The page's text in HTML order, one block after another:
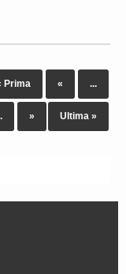
Prima « ...
» Ultima »